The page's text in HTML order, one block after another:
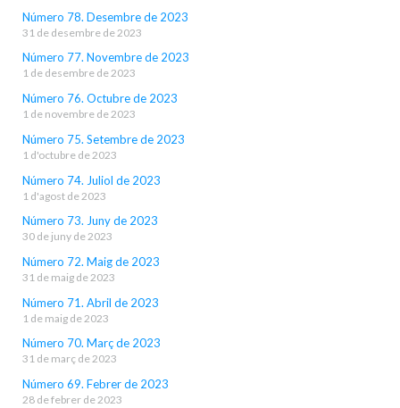
Número 78. Desembre de 2023
31 de desembre de 2023
Número 77. Novembre de 2023
1 de desembre de 2023
Número 76. Octubre de 2023
1 de novembre de 2023
Número 75. Setembre de 2023
1 d'octubre de 2023
Número 74. Juliol de 2023
1 d'agost de 2023
Número 73. Juny de 2023
30 de juny de 2023
Número 72. Maig de 2023
31 de maig de 2023
Número 71. Abril de 2023
1 de maig de 2023
Número 70. Març de 2023
31 de març de 2023
Número 69. Febrer de 2023
28 de febrer de 2023